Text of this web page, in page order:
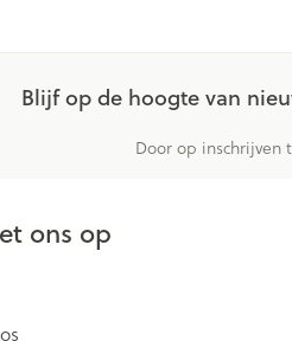
Toon meer
Blijf op de hoogte van
Door op inschrijven
ons op